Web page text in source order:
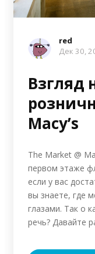
red
Дек 30,
Взгляд
Macy’s
The Market @
первом этаже
если у вас
вы знаете, где
глазами. Так о
речь? Давайте